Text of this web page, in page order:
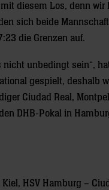
diesem Los, denn wir
sich beide
die Grenzen auf.
nicht unbedingt sein“,
gespielt, deshalb
Ciudad Real,
DHB-Pokal in
HSV Hamburg –